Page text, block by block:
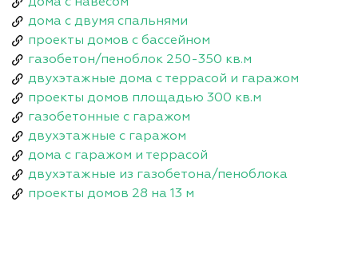
дома с двумя спальнями
проекты домов с бассейном
газобетон/пеноблок 250-350 кв.м
двухэтажные дома с террасой и гаражом
проекты домов площадью 300 кв.м
газобетонные с гаражом
двухэтажные с гаражом
дома с гаражом и террасой
двухэтажные из газобетона/пеноблока
проекты домов 28 на 13 м